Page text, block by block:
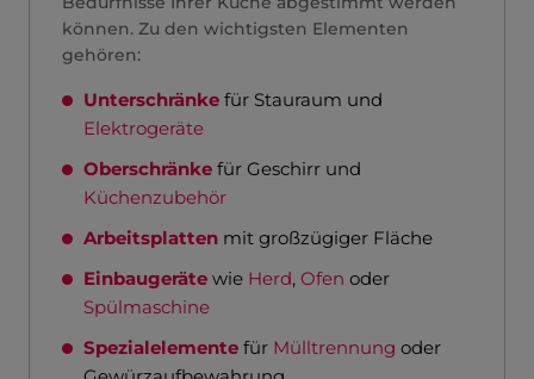
können. Zu den wichtigsten Elementen
gehören:
Unterschränke für Stauraum und
Elektrogeräte
Oberschränke für Geschirr und
Küchenzubehör
Arbeitsplatten mit großzügiger Fläche
Einbaugeräte wie Herd, Ofen oder
Spülmaschine
Spezialelemente für Mülltrennung oder